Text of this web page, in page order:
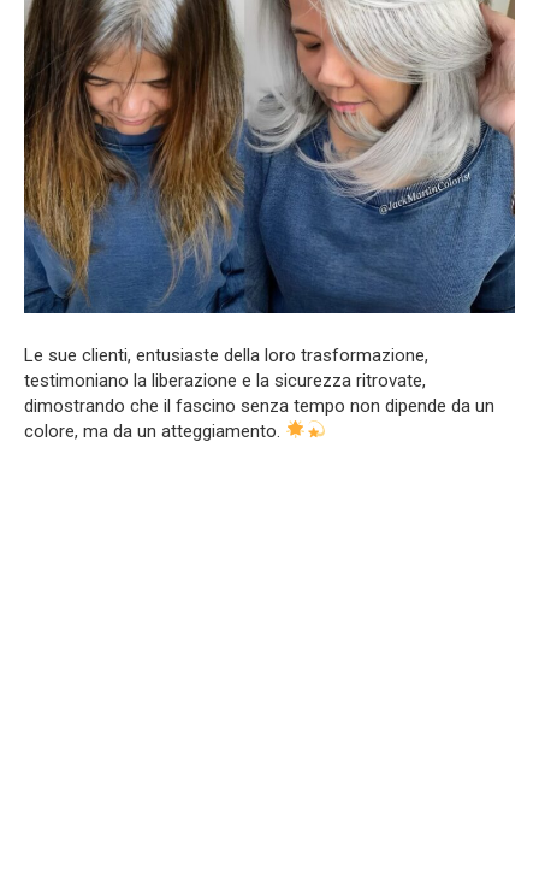
Le sue clienti, entusiaste della loro trasformazione,
testimoniano la liberazione e la sicurezza ritrovate,
dimostrando che il fascino senza tempo non dipende da un
colore, ma da un atteggiamento.